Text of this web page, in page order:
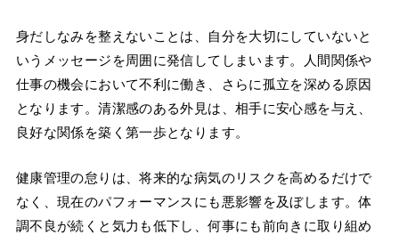
身だしなみを整えないことは、自分を大切にしていないと
いうメッセージを周囲に発信してしまいます。人間関係や
仕事の機会において不利に働き、さらに孤立を深める原因
となります。清潔感のある外見は、相手に安心感を与え、
良好な関係を築く第一歩となります。
健康管理の怠りは、将来的な病気のリスクを高めるだけで
なく、現在のパフォーマンスにも悪影響を及ぼします。体
調不良が続くと気力も低下し、何事にも前向きに取り組め